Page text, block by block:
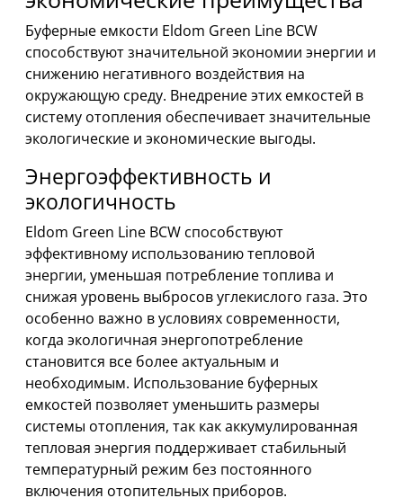
Буферные емкости Eldom Green Line BCW
способствуют значительной экономии энергии и
снижению негативного воздействия на
окружающую среду. Внедрение этих емкостей в
систему отопления обеспечивает значительные
экологические и экономические выгоды.
Энергоэффективность и
экологичность
Eldom Green Line BCW способствуют
эффективному использованию тепловой
энергии, уменьшая потребление топлива и
снижая уровень выбросов углекислого газа. Это
особенно важно в условиях современности,
когда экологичная энергопотребление
становится все более актуальным и
необходимым. Использование буферных
емкостей позволяет уменьшить размеры
системы отопления, так как аккумулированная
тепловая энергия поддерживает стабильный
температурный режим без постоянного
включения отопительных приборов.